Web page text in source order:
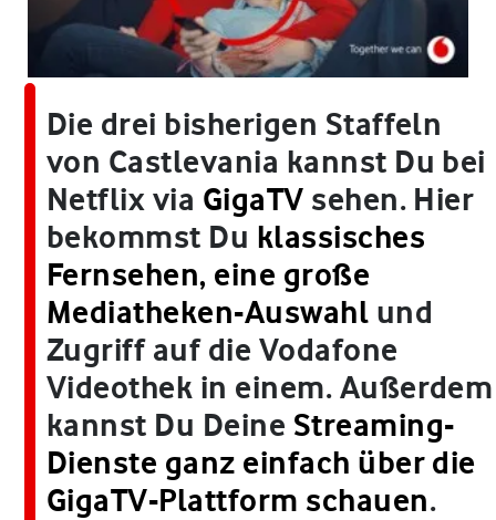
Die drei bisherigen Staffeln
von Castlevania kannst Du bei
Netflix via GigaTV sehen. Hier
bekommst Du klassisches
Fernsehen, eine große
Mediatheken-Auswahl und
Zugriff auf die Vodafone
Videothek in einem. Außerdem
kannst Du Deine Streaming-
Dienste ganz einfach über die
GigaTV-Plattform schauen.